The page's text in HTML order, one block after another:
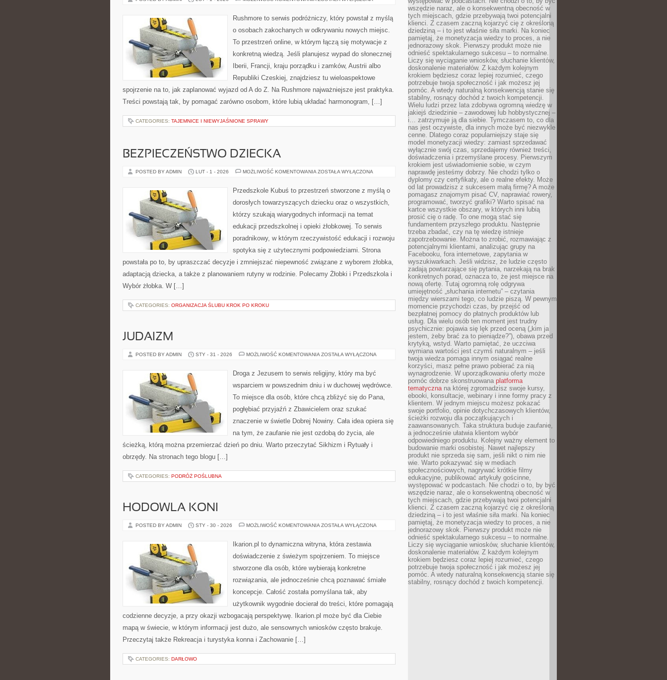
Rushmore to serwis podróżniczy, który powstał z myślą
o osobach zakochanych w odkrywaniu nowych miejsc.
To przestrzeń online, w którym łączą się motywacje z
konkretną wiedzą. Jeśli planujesz wypad do słonecznej
Iberii, Francji, kraju porządku i zamków, Austrii albo
Republiki Czeskiej, znajdziesz tu wieloaspektowe
spojrzenie na to, jak zaplanować wyjazd od A do Z. Na Rushmore najważniejsze jest praktyka.
Treści powstają tak, by pomagać zarówno osobom, które lubią układać harmonogram, […]
CATEGORIES: TAJEMNICE I NIEWYJAŚNIONE SPRAWY
BEZPIECZEŃSTWO DZIECKA
POSTED BY ADMIN LUT - 1 - 2026 MOŻLIWOŚĆ KOMENTOWANIA BEZPIECZEŃSTWO
ZOSTAŁA WYŁĄCZONA
Przedszkole Kubuś to przestrzeń stworzone z myślą o
dorosłych towarzyszących dziecku oraz o wszystkich,
którzy szukają wiarygodnych informacji na temat
edukacji przedszkolnej i opieki żłobkowej. To serwis
poradnikowy, w którym rzeczywistość edukacji i rozwoju
spotyka się z użytecznymi podpowiedziami. Strona
powstała po to, by upraszczać decyzje i zmniejszać niepewność związane z wyborem żłobka,
adaptacją dziecka, a także z planowaniem rutyny w rodzinie. Polecamy Żłobki i Przedszkola i
Wybór żłobka. W […]
CATEGORIES: ORGANIZACJA ŚLUBU KROK PO KROKU
JUDAIZM
POSTED BY ADMIN STY - 31 - 2026 MOŻLIWOŚĆ KOMENTOWANIA JUDAIZM
ZOSTAŁA WYŁĄCZONA
Droga z Jezusem to serwis religijny, który ma być
wsparciem w powszednim dniu i w duchowej wędrówce.
To miejsce dla osób, które chcą zbliżyć się do Pana,
pogłębiać przyjaźń z Zbawicielem oraz szukać
znaczenie w świetle Dobrej Nowiny. Cała idea opiera się
na tym, że zaufanie nie jest ozdobą do życia, ale
ścieżką, którą można przemierzać dzień po dniu. Warto przeczytać Sikhizm i Rytuały i
obrzędy. Na stronach tego blogu […]
CATEGORIES: PODRÓŻ POŚLUBNA
HODOWLA KONI
POSTED BY ADMIN STY - 30 - 2026 MOŻLIWOŚĆ KOMENTOWANIA HODOWLA
ZOSTAŁA WYŁĄCZONA
Ikarion.pl to dynamiczna witryna, która zestawia
doświadczenie z świeżym spojrzeniem. To miejsce
stworzone dla osób, które wybierają konkretne
rozwiązania, ale jednocześnie chcą poznawać śmiałe
koncepcje. Całość została pomyślana tak, aby
użytkownik wygodnie docierał do treści, które pomagają
codzienne decyzje, a przy okazji wzbogacają perspektywę. Ikarion.pl może być dla Ciebie
mapą w świecie, w którym informacji jest dużo, ale sensownych wniosków często brakuje.
Przeczytaj także Rekreacja i turystyka konna i Zachowanie […]
CATEGORIES: DARŁOWO
wszędzie naraz, ale o konsekwentną obecność w
tych miejscach, gdzie przebywają twoi potencjalni
klienci. Z czasem zaczną kojarzyć cię z określoną
dziedziną – i to jest właśnie siła marki. Na koniec
pamiętaj, że monetyzacja wiedzy to proces, a nie
jednorazowy skok. Pierwszy produkt może nie
odnieść spektakularnego sukcesu – to normalne.
Liczy się wyciąganie wniosków, słuchanie klientów,
doskonalenie materiałów. Z każdym kolejnym
krokiem będziesz coraz lepiej rozumieć, czego
potrzebuje twoja społeczność i jak możesz jej
pomóc. A wtedy naturalną konsekwencją stanie się
stabilny, rosnący dochód z twoich kompetencji.
Wielu ludzi przez lata zdobywa ogromną wiedzę w
jakiejś dziedzinie – zawodowej lub hobbystycznej –
i… zatrzymuje ją dla siebie. Tymczasem to, co dla
nas jest oczywiste, dla innych może być niezwykle
cenne. Dlatego coraz popularniejszy staje się
model monetyzacji wiedzy: zamiast sprzedawać
wyłącznie swój czas, sprzedajemy również treści,
doświadczenia i przemyślane procesy. Pierwszym
krokiem jest uświadomienie sobie, w czym
naprawdę jesteśmy dobrzy. Nie chodzi tylko o
dyplomy czy certyfikaty, ale o realne efekty. Może
od lat prowadzisz z sukcesem małą firmę? A może
pomagasz znajomym pisać CV, naprawiać rowery,
programować, tworzyć grafiki? Warto spisać na
kartce wszystkie obszary, w których inni lubią
prosić cię o radę. To one mogą stać się
fundamentem przyszłego produktu. Następnie
trzeba zbadać, czy na tę wiedzę istnieje
zapotrzebowanie. Można to zrobić, rozmawiając z
potencjalnymi klientami, analizując grupy na
Facebooku, fora internetowe, zapytania w
wyszukiwarkach. Jeśli widzisz, że ludzie często
zadają powtarzające się pytania, narzekają na brak
konkretnych porad, oznacza to, że jest miejsce na
nową ofertę. Tutaj ogromną rolę odgrywa
umiejętność „słuchania internetu” – czytania
między wierszami tego, co ludzie piszą. W pewnym
momencie przychodzi czas, by przejść od
bezpłatnej pomocy do płatnych produktów lub
usług. Dla wielu osób ten moment jest trudny
psychicznie: pojawia się lęk przed oceną („kim ja
jestem, żeby brać za to pieniądze?”), obawa przed
krytyką, wstyd. Warto pamiętać, że uczciwa
wymiana wartości jest czymś naturalnym – jeśli
twoja wiedza pomaga innym osiągać realne
korzyści, masz pełne prawo pobierać za nią
wynagrodzenie. W uporządkowaniu oferty może
pomóc dobrze skonstruowana platforma
tematycznana której zgromadzisz swoje kursy,
ebooki, konsultacje, webinary i inne formy pracy z
klientem. W jednym miejscu możesz pokazać
swoje portfolio, opinie dotychczasowych klientów,
ścieżki rozwoju dla początkujących i
zaawansowanych. Taka struktura buduje zaufanie,
a jednocześnie ułatwia klientom wybór
odpowiedniego produktu. Kolejny ważny element to
budowanie marki osobistej. Nawet najlepszy
produkt nie sprzeda się sam, jeśli nikt o nim nie
wie. Warto pokazywać się w mediach
społecznościowych, nagrywać krótkie filmy
edukacyjne, publikować artykuły gościnne,
występować w podcastach. Nie chodzi o to, by być
wszędzie naraz, ale o konsekwentną obecność w
tych miejscach, gdzie przebywają twoi potencjalni
klienci. Z czasem zaczną kojarzyć cię z określoną
dziedziną – i to jest właśnie siła marki. Na koniec
pamiętaj, że monetyzacja wiedzy to proces, a nie
jednorazowy skok. Pierwszy produkt może nie
odnieść spektakularnego sukcesu – to normalne.
Liczy się wyciąganie wniosków, słuchanie klientów,
doskonalenie materiałów. Z każdym kolejnym
krokiem będziesz coraz lepiej rozumieć, czego
potrzebuje twoja społeczność i jak możesz jej
pomóc. A wtedy naturalną konsekwencją stanie się
stabilny, rosnący dochód z twoich kompetencji.